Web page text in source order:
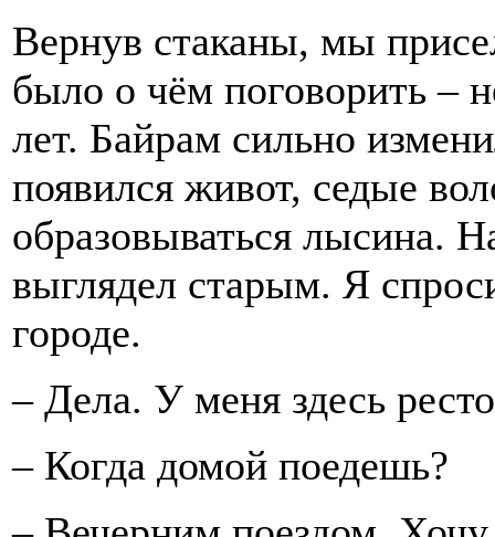
Вернув стаканы, мы
было о чём поговорить –
лет. Байрам сильно
появился живот, седые
образовываться лысина.
выглядел старым. Я
городе.
– Дела. У меня здесь
– Когда домой поедешь?